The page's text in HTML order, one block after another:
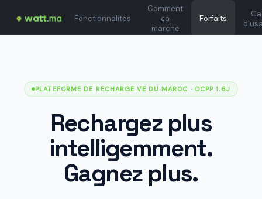
Fonctionnalités
Comment
ça
marche
Forfaits
PLATEFORME DE RECHARGE VE DU MAROC · OCPP 1.6J
Rechargez plus
intelligemment.
Gagnez plus.